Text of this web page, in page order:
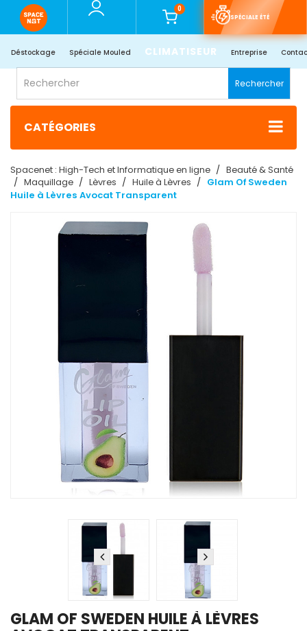
0
SPÉCIALE ÉTÉ
Déstockage Spéciale Mouled CLIMATISEUR Entreprise
Rechercher
CATÉGORIES
Spacenet : High-Tech et Informatique en ligne
Beauté & Santé
Maquillage
Lèvres Huile à Lèvres
Glam Of Sweden
Huile à Lèvres Avocat Transparent
GLAM OF SWEDEN HUILE À LÈVRES